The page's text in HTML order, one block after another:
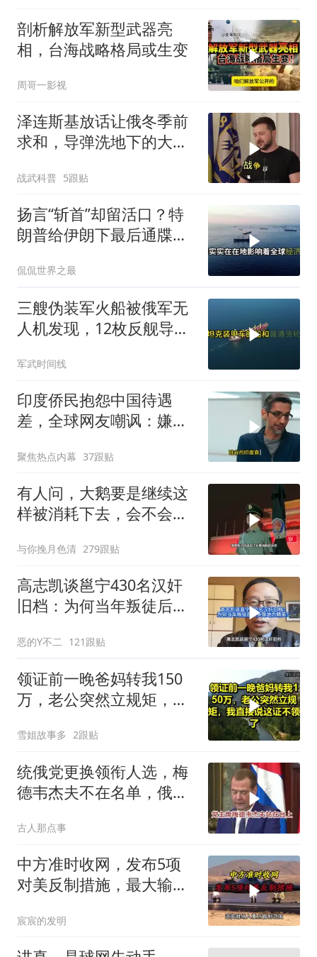
剖析解放军新型武器亮
相，台海战略格局或生变
周哥一影视
泽连斯基放话让俄冬季前
求和，导弹洗地下的大饼
战武科普 5跟贴
扬言“斩首”却留活口？特
朗普给伊朗下最后通牒，
侃侃世界之最
三艘伪装军火船被俄军无
人机发现，12枚反舰导弹
遭重锤
军武时间线
印度侨民抱怨中国待遇
差，全球网友嘲讽：嫌差
聚焦热点内幕 37跟贴
有人问，大鹅要是继续这
样被消耗下去，会不会灭
与你挽月色清 279跟贴
高志凯谈邕宁430名汉奸
旧档：为何当年叛徒后人
恶的Y不二 121跟贴
领证前一晚爸妈转我150
万，老公突然立规矩，我
雪姐故事多 2跟贴
统俄党更换领衔人选，梅
德韦杰夫不在名单，俄政
古人那点事
中方准时收网，发布5项
对美反制措施，最大输家
宸宸的发明